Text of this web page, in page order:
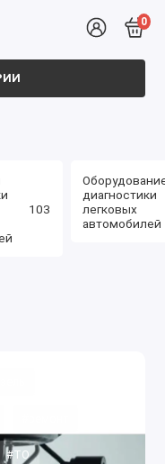
0
103
диагностики
легковых
автомобилей
#ТО